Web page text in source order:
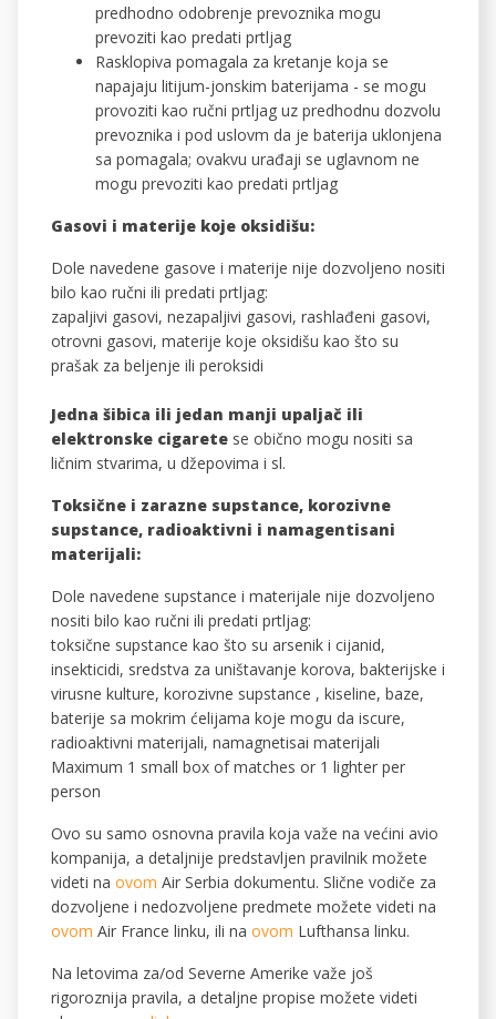
predhodno odobrenje prevoznika mogu
prevoziti kao predati prtljag
Rasklopiva pomagala za kretanje koja se
napajaju litijum-jonskim baterijama - se mogu
provoziti kao ručni prtljag uz predhodnu dozvolu
prevoznika i pod uslovm da je baterija uklonjena
sa pomagala; ovakvu urađaji se uglavnom ne
mogu prevoziti kao predati prtljag
Gasovi i materije koje oksidišu:
Dole navedene gasove i materije nije dozvoljeno nositi
bilo kao ručni ili predati prtljag:
zapaljivi gasovi, nezapaljivi gasovi, rashlađeni gasovi,
otrovni gasovi, materije koje oksidišu kao što su
prašak za beljenje ili peroksidi
Jedna šibica ili jedan manji upaljač ili
elektronske cigarete se obično mogu nositi sa
ličnim stvarima, u džepovima i sl.
Toksične i zarazne supstance, korozivne
supstance, radioaktivni i namagentisani
materijali:
Dole navedene supstance i materijale nije dozvoljeno
nositi bilo kao ručni ili predati prtljag:
toksične supstance kao što su arsenik i cijanid,
insekticidi, sredstva za uništavanje korova, bakterijske i
virusne kulture, korozivne supstance , kiseline, baze,
baterije sa mokrim ćelijama koje mogu da iscure,
radioaktivni materijali, namagnetisai materijali
Maximum 1 small box of matches or 1 lighter per
person
Ovo su samo osnovna pravila koja važe na većini avio
kompanija, a detaljnije predstavljen pravilnik možete
videti na ovom Air Serbia dokumentu. Slične vodiče za
dozvoljene i nedozvoljene predmete možete videti na
ovom Air France linku, ili na ovom Lufthansa linku.
Na letovima za/od Severne Amerike važe još
rigoroznija pravila, a detaljne propise možete videti